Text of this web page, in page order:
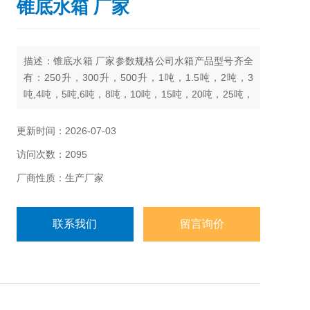
锥底水箱 厂家
描述：锥底水箱 厂家参数规格公司水箱产品型号齐全
有：250升，300升，500升，1吨，1.5吨，2吨，3
吨,4吨，5吨,6吨，8吨，10吨，15吨，20吨，25吨，
更新时间：2026-07-03
访问次数：2095
厂商性质：生产厂家
联系我们 留言询价